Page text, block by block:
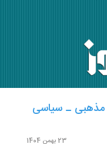
ـ سیاسی